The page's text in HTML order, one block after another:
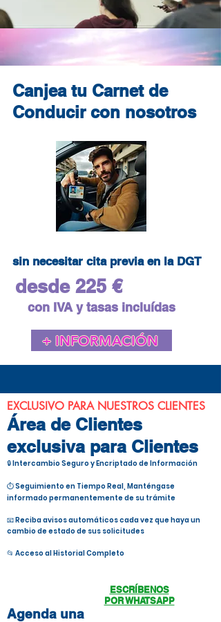
Canjea tu Carnet de
Conducir con nosotros
sin necesitar cita previa en la DGT
desde 225 €
con IVA y tasas incluídas
+ INFORMACIÓN
EXCLUSIVO PARA NUESTROS CLIENTES
Área de Clientes
exclusiva para Clientes
🔒 Intercambio Seguro y Encriptado de Información
⏱️ Seguimiento en Tiempo Real, Manténgase
informado permanentemente de su trámite
📧 Reciba avisos automáticos cada vez que haya un
cambio de estado de sus solicitudes
📂 Acceso al Historial Completo
ESCRÍBENOS
POR WHATSAPP
Agenda una